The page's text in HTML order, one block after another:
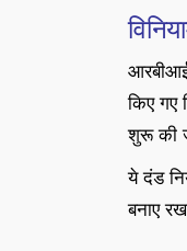
किए गए
शुरू की
ये दंड
बनाए